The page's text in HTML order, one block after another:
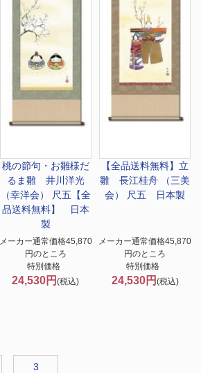
桃の節句・お雛様だ
るま雛 井川洋光
（幸洋会） 尺五【全
品送料無料】 日本
製
メーカー通常価格45,870
円のところ
特別価格
24,530円(税込)
【全品送料無料】 立
雛 長江桂舟 （三美
会） 尺五 日本製
メーカー通常価格45,870
円のところ
特別価格
24,530円 (税込)
3